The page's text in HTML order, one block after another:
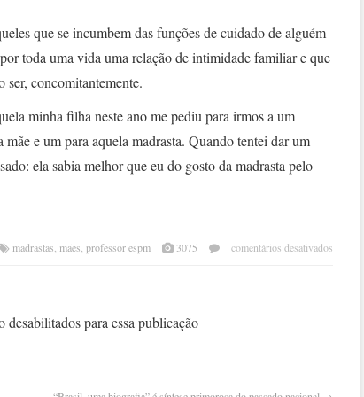
que se incumbem das funções de cuidado de alguém
toda uma vida uma relação de intimidade familiar e que
ser, concomitantemente.
minha filha neste ano me pediu para irmos a um
e um para aquela madrasta. Quando tentei dar um
ela sabia melhor que eu do gosto da madrasta pelo
madrastas, mães, professor espm 3075 comentários desativados
desabilitados para essa publicação